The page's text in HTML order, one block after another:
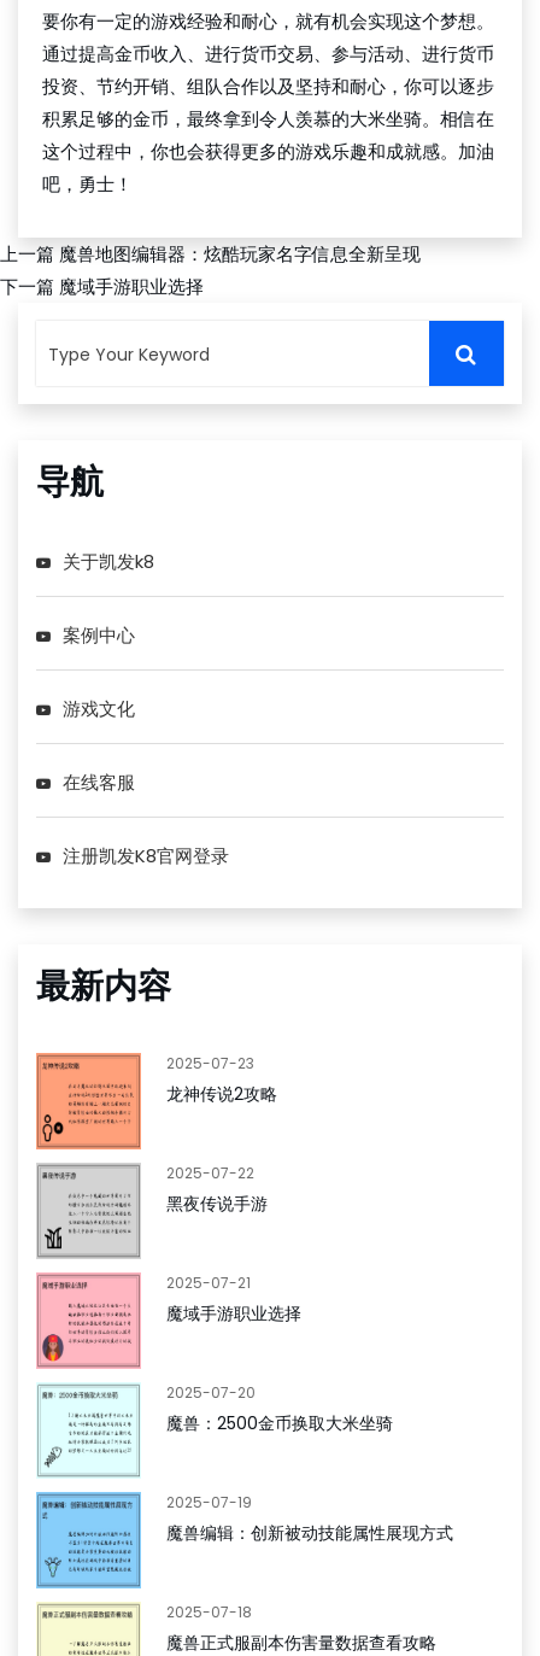
要你有一定的游戏经验和耐心，就有机会实现这个梦想。
通过提高金币收入、进行货币交易、参与活动、进行货币
投资、节约开销、组队合作以及坚持和耐心，你可以逐步
积累足够的金币，最终拿到令人羡慕的大米坐骑。相信在
这个过程中，你也会获得更多的游戏乐趣和成就感。加油
吧，勇士！
上一篇 魔兽地图编辑器：炫酷玩家名字信息全新呈现
下一篇 魔域手游职业选择
导航
关于凯发k8
案例中心
游戏文化
在线客服
注册凯发K8官网登录
最新内容
2025-07-23
龙神传说2攻略
2025-07-22
黑夜传说手游
2025-07-21
魔域手游职业选择
2025-07-20
魔兽：2500金币换取大米坐骑
2025-07-19
魔兽编辑：创新被动技能属性展现方式
2025-07-18
魔兽正式服副本伤害量数据查看攻略